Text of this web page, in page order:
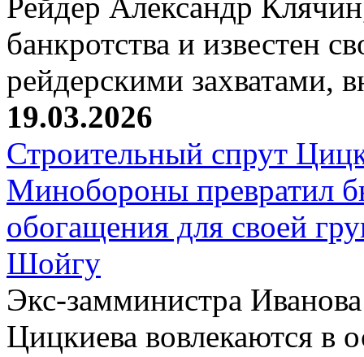
банкротства и известен
рейдерскими захватами,
19.03.2026
Строительный спрут
Минобороны превратил
обогащения для своей
Шойгу
Экс-замминистра
Цицкиева вовлекаются в